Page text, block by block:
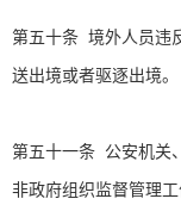
第五十条 境外人员违
送出境或者驱逐出境。
第五十一条 公安机关
非政府组织监督管理